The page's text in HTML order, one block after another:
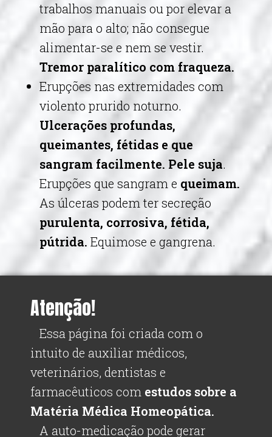
trabalhos manuais ou por elevar a
mão para o alto; não consegue
alimentar-se e nem se vestir.
Tremor paralítico com fraqueza.
Erupções nas extremidades com
violento prurido noturno.
Ulcerações profundas,
queimantes, fétidas e que
sangram facilmente. Pele suja.
Erupções que sangram e queimam.
As úlceras podem ter secreção
purulenta, corrosiva, fétida,
pútrida. Equimose e gangrena.
Atenção!
Essa página foi criada com o
intuito de auxiliar médicos,
veterinários, dentistas e
farmacêuticos com estudos sobre a
Matéria Médica Homeopática.
A auto-medicação pode gerar